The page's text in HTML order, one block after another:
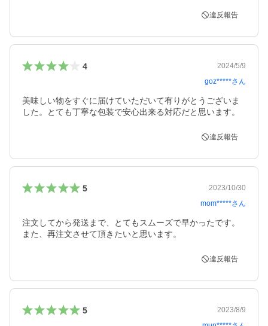
違反報告
4
2024/5/9
goz*****さん
美味しい物をすぐに届けていただいて有りがとうございま
した。とても丁寧な包装で安心出来る対応だと思います。
違反報告
5
2023/10/30
mom*****さん
注文してから発送まで、とてもスムーズで早かったです。
また、再注文させて頂きたいと思います。
違反報告
5
2023/8/9